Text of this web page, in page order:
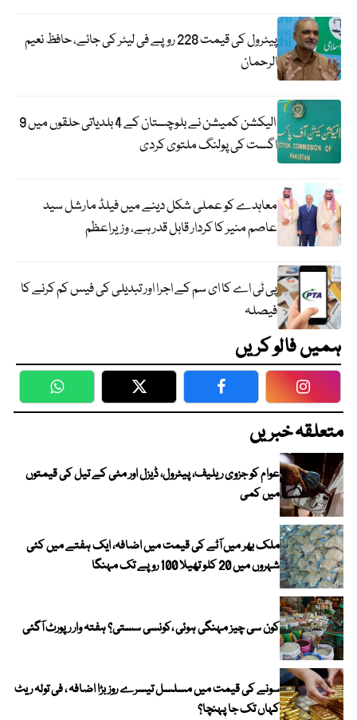
پیٹرول کی قیمت 228 روپے فی لیٹر کی جائے، حافظ نعیم
الرحمان
الیکشن کمیشن نے بلوچستان کے 4 بلدیاتی حلقوں میں 9
اگست کی پولنگ ملتوی کردی
معاہدے کو عملی شکل دینے میں فیلڈ مارشل سید
عاصم منیر کا کردار قابل قدر ہے، وزیراعظم
پی ٹی اے کا ای سم کے اجرا اور تبدیلی کی فیس کم کرنے کا
فیصلہ
ہمیں فالو کریں
WhatsApp Twitter Facebook
متعلقہ خبریں
عوام کو جزوی ریلیف، پیٹرول، ڈیزل اور مٹی کے تیل کی قیمتوں
میں کمی
ملک بھر میں آٹے کی قیمت میں اضافہ، ایک ہفتے میں کئی
شہروں میں 20 کلو تھیلا 100 روپے تک مہنگا
کون سی چیز مہنگی ہوئی ،کونسی سستی؟ ہفتہ وار رپورٹ آگئی
سونے کی قیمت میں مسلسل تیسرے روز بڑا اضافہ ، فی تولہ ریٹ
کہاں تک جا پہنچا؟